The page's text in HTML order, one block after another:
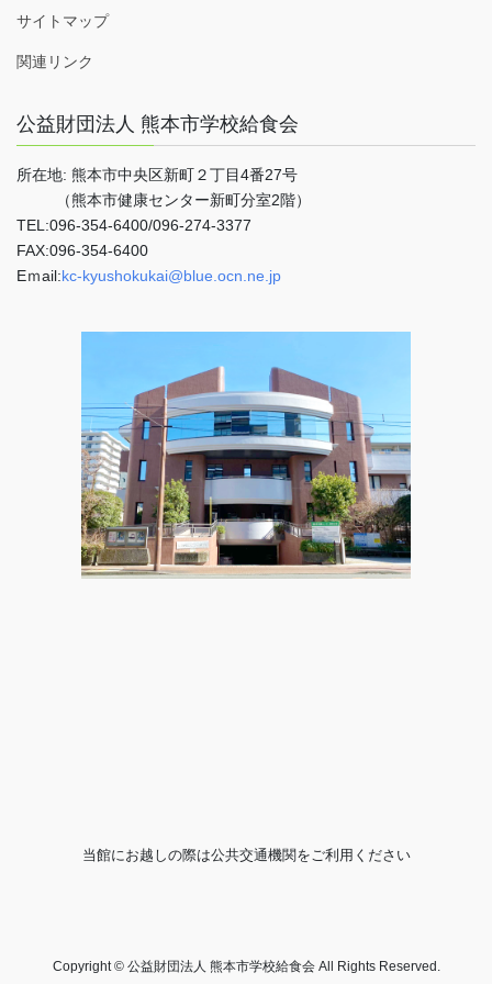
サイトマップ
関連リンク
公益財団法人 熊本市学校給食会
所在地: 熊本市中央区新町２丁目4番27号
（熊本市健康センター新町分室2階）
TEL:096-354-6400/096-274-3377
FAX:096-354-6400
Eｍail:kc-kyushokukai@blue.ocn.ne.jp
当館にお越しの際は公共交通機関をご利用ください
Copyright © 公益財団法人 熊本市学校給食会 All Rights Reserved.